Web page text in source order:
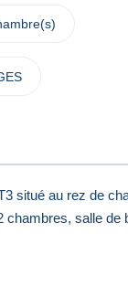
situé au rez de
salle de